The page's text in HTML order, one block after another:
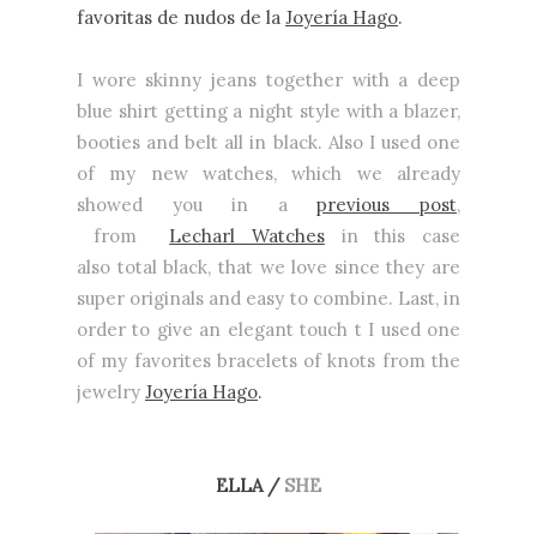
favoritas de nudos de la Joyería Hago.
I wore skinny jeans together with a deep
blue shirt getting a night style with a blazer,
booties and belt all in black. Also I used one
of my new watches, which we already
showed you in aprevious post,
from
Lecharl Watchesin this case
also total black, that we love since they are
super originals and easy to combine. Last, in
order to give an elegant touch t I used one
of my favorites bracelets of knots from the
jewelry Joyería Hago.
ELLA / SHE